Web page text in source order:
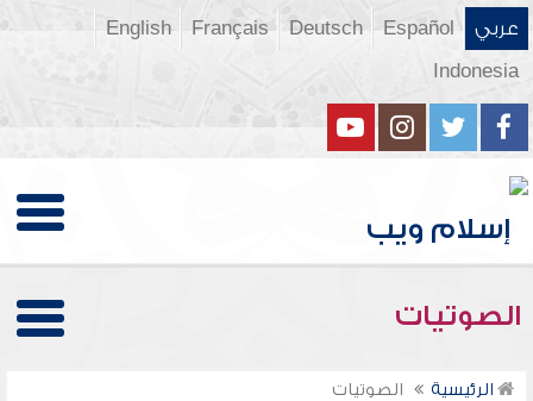
عربي Español
Deutsch
Français
English
Indonesia
الصوتيات
الرئيسية الصوتيات